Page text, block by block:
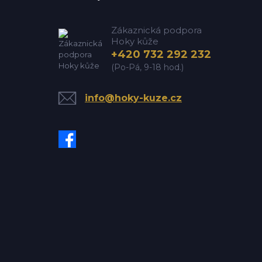
Zákaznická podpora
Hoky kůže
+420 732 292 232
(Po-Pá, 9-18 hod.)
info@hoky-kuze.cz